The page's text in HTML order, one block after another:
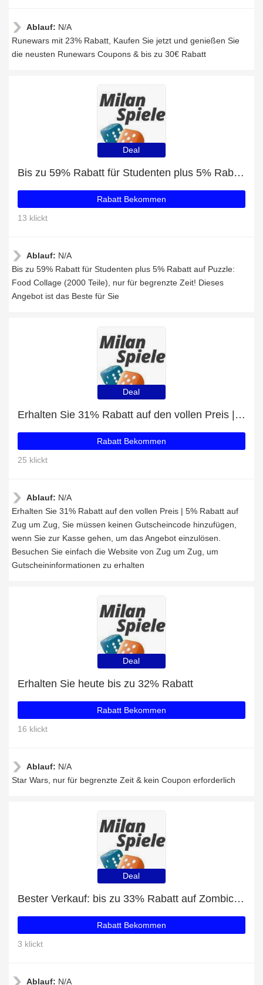
Ablauf: N/A
Runewars mit 23% Rabatt, Kaufen Sie jetzt und genießen Sie
die neusten Runewars Coupons & bis zu 30€ Rabatt
Deal
Bis zu 59% Rabatt für Studenten plus 5% Rabatt auf Puzzle: Food Collage (2000 Teile)
Rabatt Bekommen
13 klickt
Ablauf: N/A
Bis zu 59% Rabatt für Studenten plus 5% Rabatt auf Puzzle:
Food Collage (2000 Teile), nur für begrenzte Zeit! Dieses
Angebot ist das Beste für Sie
Deal
Erhalten Sie 31% Rabatt auf den vollen Preis | 5% Rabatt auf Zug um Zug
Rabatt Bekommen
25 klickt
Ablauf: N/A
Erhalten Sie 31% Rabatt auf den vollen Preis | 5% Rabatt auf
Zug um Zug, Sie müssen keinen Gutscheincode hinzufügen,
wenn Sie zur Kasse gehen, um das Angebot einzulösen.
Besuchen Sie einfach die Website von Zug um Zug, um
Gutscheininformationen zu erhalten
Deal
Erhalten Sie heute bis zu 32% Rabatt
Rabatt Bekommen
16 klickt
Ablauf: N/A
Star Wars, nur für begrenzte Zeit & kein Coupon erforderlich
Deal
Bester Verkauf: bis zu 33% Rabatt auf Zombicide
Rabatt Bekommen
3 klickt
Ablauf: N/A